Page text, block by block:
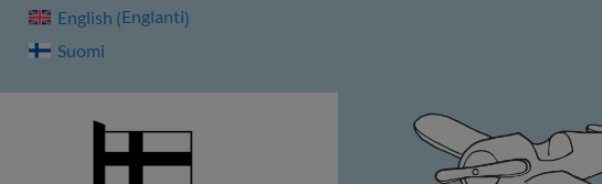
English (Englanti)
Suomi